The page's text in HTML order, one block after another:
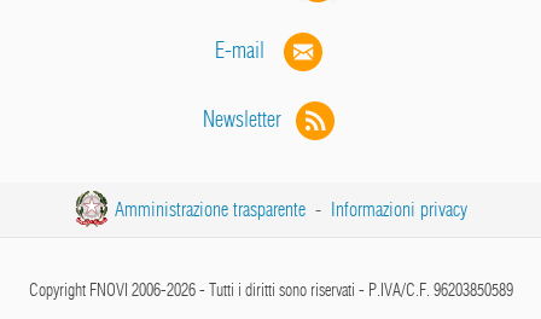
E-mail
Newsletter
Amministrazione trasparente - Informazioni privacy
Copyright FNOVI 2006-2026 - Tutti i diritti sono riservati - P.IVA/C.F. 96203850589